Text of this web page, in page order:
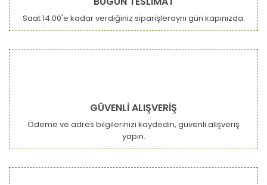
Saat 14:00'e kadar verdiğiniz siparişleraynı gün kapınızda.
GÜVENLİ ALIŞVERİŞ
Ödeme ve adres bilgilerinizi kaydedin, güvenli alışveriş
yapın.